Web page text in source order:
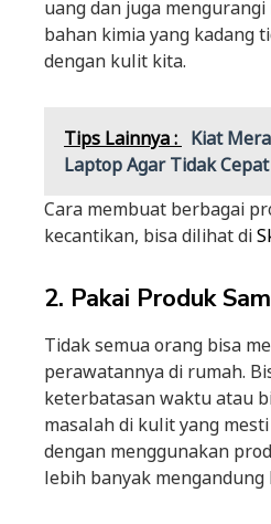
uang dan juga
bahan kimia yang kadang
dengan kulit kita.
Tips Lainnya : Kiat
Laptop Agar Tidak
Cara membuat berbagai
kecantikan, bisa dilihat di
2. Pakai Produk
Tidak semua orang bisa
perawatannya di rumah.
keterbatasan waktu atau
masalah di kulit yang
dengan menggunakan
lebih banyak mengandung